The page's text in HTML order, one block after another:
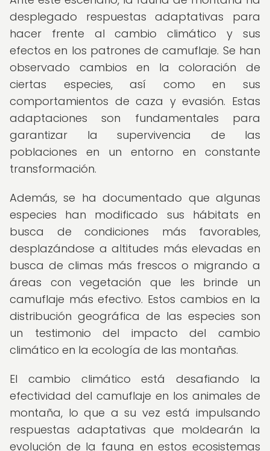
desplegado respuestas adaptativas para
hacer frente al cambio climático y sus
efectos en los patrones de camuflaje. Se han
observado cambios en la coloración de
ciertas especies, así como en sus
comportamientos de caza y evasión. Estas
adaptaciones son fundamentales para
garantizar la supervivencia de las
poblaciones en un entorno en constante
transformación.
Además, se ha documentado que algunas
especies han modificado sus hábitats en
busca de condiciones más favorables,
desplazándose a altitudes más elevadas en
busca de climas más frescos o migrando a
áreas con vegetación que les brinde un
camuflaje más efectivo. Estos cambios en la
distribución geográfica de las especies son
un testimonio del impacto del cambio
climático en la ecología de las montañas.
El cambio climático está desafiando la
efectividad del camuflaje en los animales de
montaña, lo que a su vez está impulsando
respuestas adaptativas que moldearán la
evolución de la fauna en estos ecosistemas